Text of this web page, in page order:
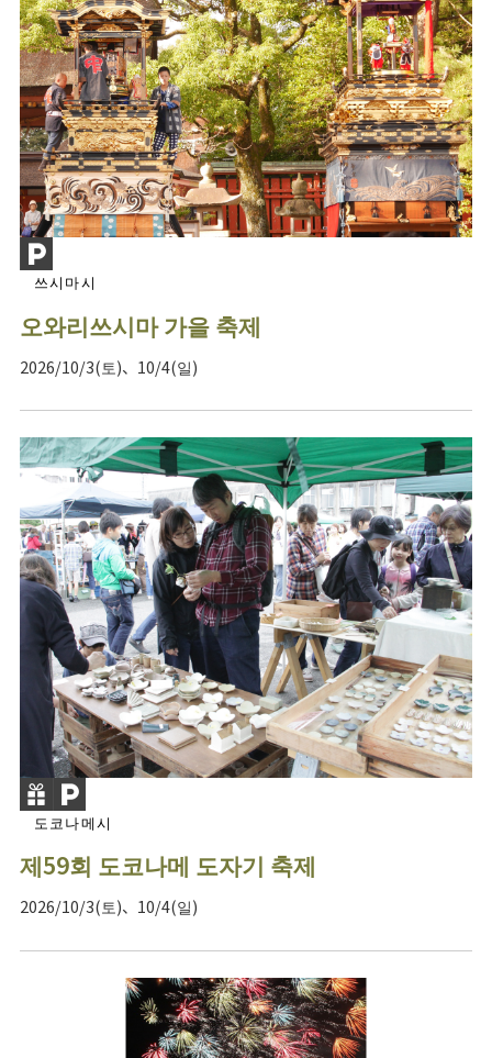
쓰시마시
오와리쓰시마 가을 축제
2026/10/3(토)、10/4(일)
도코나메시
제59회 도코나메 도자기 축제
2026/10/3(토)、10/4(일)